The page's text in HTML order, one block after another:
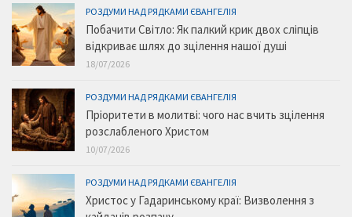
РОЗДУМИ НАД РЯДКАМИ ЄВАНГЕЛІЯ
Побачити Світло: Як палкий крик двох сліпців
відкриває шлях до зцілення нашої душі
18/07/2026
РОЗДУМИ НАД РЯДКАМИ ЄВАНГЕЛІЯ
Пріоритети в молитві: чого нас вчить зцілення
розслабленого Христом
10/07/2026
РОЗДУМИ НАД РЯДКАМИ ЄВАНГЕЛІЯ
Христос у Гадаринському краї: Визволення з